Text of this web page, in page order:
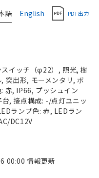
語 English PDF出力
イッチ（φ22）, 照光, 樹
突出形, モーメンタリ, ボ
赤, IP66, プッシュイン
, 接点構成: -/点灯ユニッ
ランプ色: 赤, LEDラン
DC12V
00:00 情報更新